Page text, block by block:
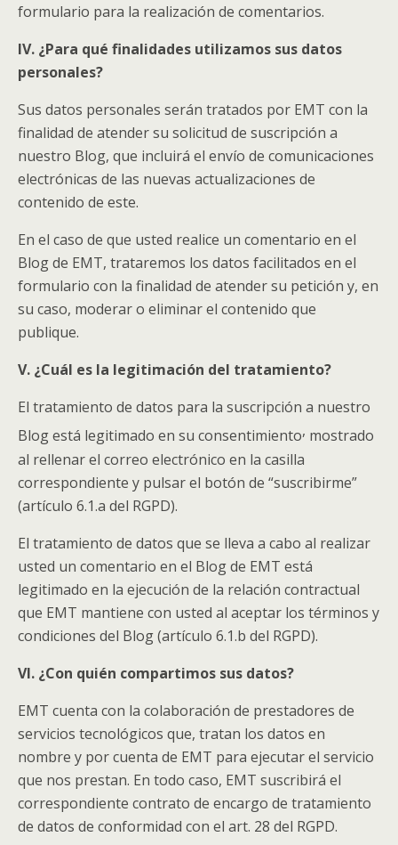
formulario para la realización de comentarios.
IV. ¿Para qué finalidades utilizamos sus datos
personales?
Sus datos personales serán tratados por EMT con la
finalidad de atender su solicitud de suscripción a
nuestro Blog, que incluirá el envío de comunicaciones
electrónicas de las nuevas actualizaciones de
contenido de este.
En el caso de que usted realice un comentario en el
Blog de EMT, trataremos los datos facilitados en el
formulario con la finalidad de atender su petición y, en
su caso, moderar o eliminar el contenido que
publique.
V. ¿Cuál es la legitimación del tratamiento?
El tratamiento de datos para la suscripción a nuestro
Blog está legitimado en su consentimiento, mostrado
al rellenar el correo electrónico en la casilla
correspondiente y pulsar el botón de “suscribirme”
(artículo 6.1.a del RGPD).
El tratamiento de datos que se lleva a cabo al realizar
usted un comentario en el Blog de EMT está
legitimado en la ejecución de la relación contractual
que EMT mantiene con usted al aceptar los términos y
condiciones del Blog (artículo 6.1.b del RGPD).
VI. ¿Con quién compartimos sus datos?
EMT cuenta con la colaboración de prestadores de
servicios tecnológicos que, tratan los datos en
nombre y por cuenta de EMT para ejecutar el servicio
que nos prestan. En todo caso, EMT suscribirá el
correspondiente contrato de encargo de tratamiento
de datos de conformidad con el art. 28 del RGPD.